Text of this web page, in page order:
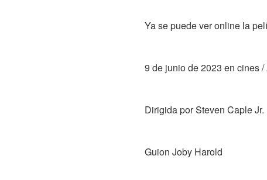
Ya se puede ver online la
9 de junio de 2023 en cines
Dirigida por Steven Caple Jr.
Guion Joby Harold